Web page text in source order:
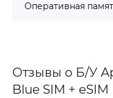
Оперативная
Отзывы о Б/У
Blue SIM + eSIM